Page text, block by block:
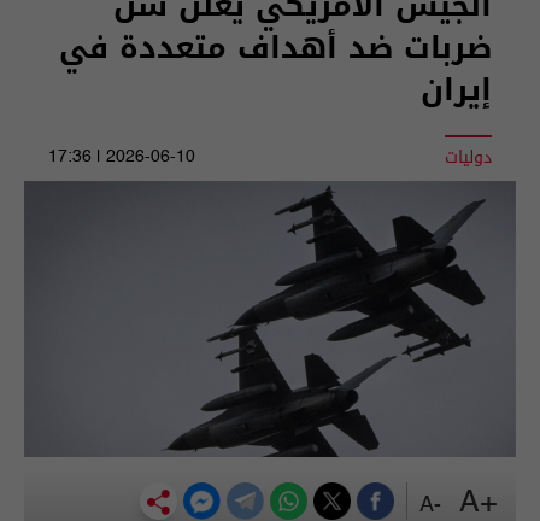
ضربات ضد أهداف متعددة في
إيران
دوليات 2026-06-10 | 17:36
+A
-A